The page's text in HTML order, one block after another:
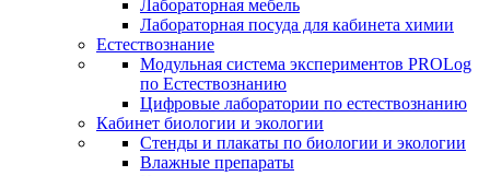
Лабораторная мебель
Лабораторная посуда для кабинета химии
Естествознание
Модульная система экспериментов PROLog
по Естествознанию
Цифровые лаборатории по естествознанию
Кабинет биологии и экологии
Стенды и плакаты по биологии и экологии
Влажные препараты